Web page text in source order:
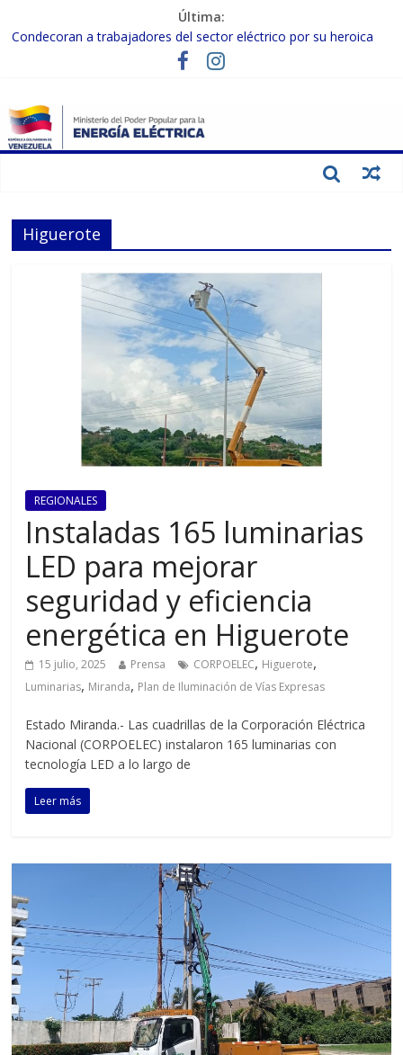
Última:
Condecoran a trabajadores del sector eléctrico por su heroica
labor tras el doble sismo del 24-J
Gobierno Nacional coordina acciones con el sector privado para
Inspeccionan trabajos de rehabilitación en instalaciones del SEN
en Carabobo
Gobierno Nacional activa plan preventivo para fortalecer el SEN
Higuerote
REGIONALES
Instaladas 165 luminarias
LED para mejorar
seguridad y eficiencia
energética en Higuerote
15 julio, 2025 Prensa CORPOELEC, Higuerote,
Luminarias, Miranda, Plan de Iluminación de Vías Expresas
Estado Miranda.- Las cuadrillas de la Corporación Eléctrica
Nacional (CORPOELEC) instalaron 165 luminarias con
tecnología LED a lo largo de
Leer más